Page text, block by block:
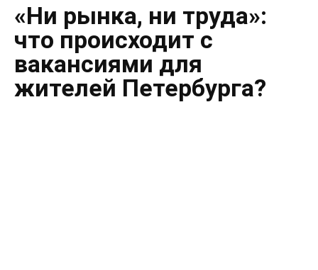
«Ни рынка, ни труда»:
что происходит с
вакансиями для
жителей Петербурга?